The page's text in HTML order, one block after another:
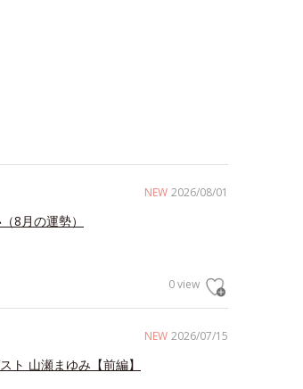
NEW 2026/08/01
8月の運勢）
0 view
NEW 2026/07/15
ト 山瀬まゆみ【前編】